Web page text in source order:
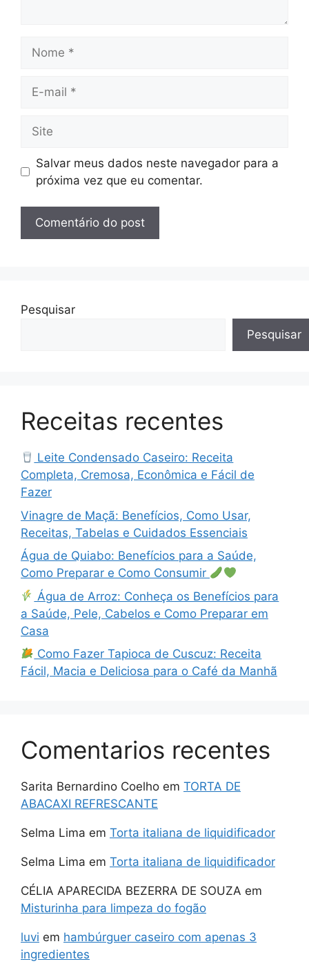
mail
Salvar meus dados neste navegador para a
próxima vez que eu comentar.
Pesquisar
Pesquisar
Receitas recentes
Leite Condensado Caseiro: Receita
Completa, Cremosa, Econômica e Fácil de
Fazer
Vinagre de Maçã: Benefícios, Como Usar,
Receitas, Tabelas e Cuidados Essenciais
Água de Quiabo: Benefícios para a Saúde,
Como Preparar e Como Consumir
Água de Arroz: Conheça os Benefícios para
a Saúde, Pele, Cabelos e Como Preparar em
Casa
Como Fazer Tapioca de Cuscuz: Receita
Fácil, Macia e Deliciosa para o Café da Manhã
Comentarios recentes
Sarita Bernardino Coelho em TORTA DE
ABACAXI REFRESCANTE
Selma Lima em Torta italiana de liquidificador
Selma Lima em Torta italiana de liquidificador
CÉLIA APARECIDA BEZERRA DE SOUZA em
Misturinha para limpeza do fogão
luvi em hambúrguer caseiro com apenas 3
ingredientes